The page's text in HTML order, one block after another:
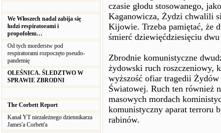
We Włoszech nadal zabija się
ludzi respiratorami i
propofolem…
Od tych morderstw pod
respiratorami rozpoczęto pseudo-
pandemię
OLEŚNICA. ŚLEDZTWO W
SPRAWIE ZBRODNI
The Corbett Report
Kanał YT niezależnego dziennikarza
James'a Corbett'a
czasie głodu stosowanego,
Kaganowicza, Żydzi chwalili
Kijowie. Trzeba pamiętać, że
śmierć dziewięćdziesięciu
Zbrodnie komunistyczne
żydowski ruch roszczeniowy,
wyższość ofiar tragedii
Światowej. Ruch ten również
masowych mordach
komunistyczny aparat terroru
rabinów.